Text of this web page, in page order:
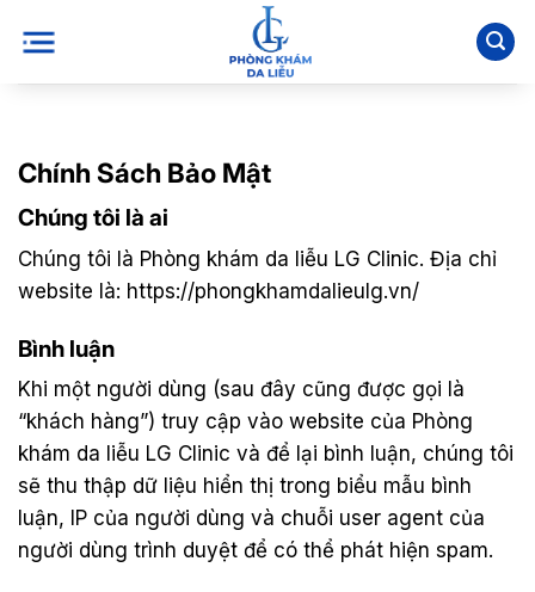
qua
Chính Sách Bảo Mật
Chúng tôi là ai
Chúng tôi là Phòng khám da liễu LG Clinic. Địa chỉ
website là: https://phongkhamdalieulg.vn/
Bình luận
Khi một người dùng (sau đây cũng được gọi là
“khách hàng”) truy cập vào website của Phòng
khám da liễu LG Clinic và để lại bình luận, chúng tôi
sẽ thu thập dữ liệu hiển thị trong biểu mẫu bình
luận, IP của người dùng và chuỗi user agent của
người dùng trình duyệt để có thể phát hiện spam.